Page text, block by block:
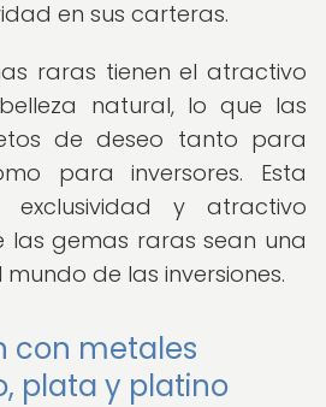
en sus carteras.
raras tienen el atractivo
natural, lo que las
de deseo tanto para
para inversores. Esta
exclusividad y atractivo
las gemas raras sean una
de las inversiones.
con metales
plata y platino